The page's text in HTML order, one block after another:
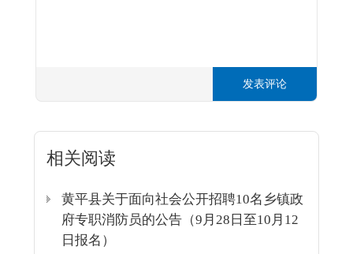
发表评论
相关阅读
黄平县关于面向社会公开招聘10名乡镇政
府专职消防员的公告（9月28日至10月12
日报名）